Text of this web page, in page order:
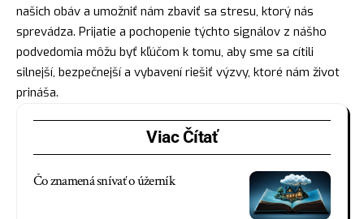
našich obáv a umožniť nám zbaviť sa stresu, ktorý nás
sprevádza. Prijatie a pochopenie týchto signálov z nášho
podvedomia môžu byť kľúčom k tomu, aby sme sa cítili
silnejší, bezpečnejší a vybavení riešiť výzvy, ktoré nám život
prináša.
Viac Čítať
Čo znamená snívať o úžerník